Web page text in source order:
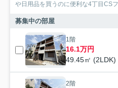
や日用品を買うのに便利な4丁目CS
募集中の部屋
1階
16.1万円
49.45㎡ (2LDK)
2階